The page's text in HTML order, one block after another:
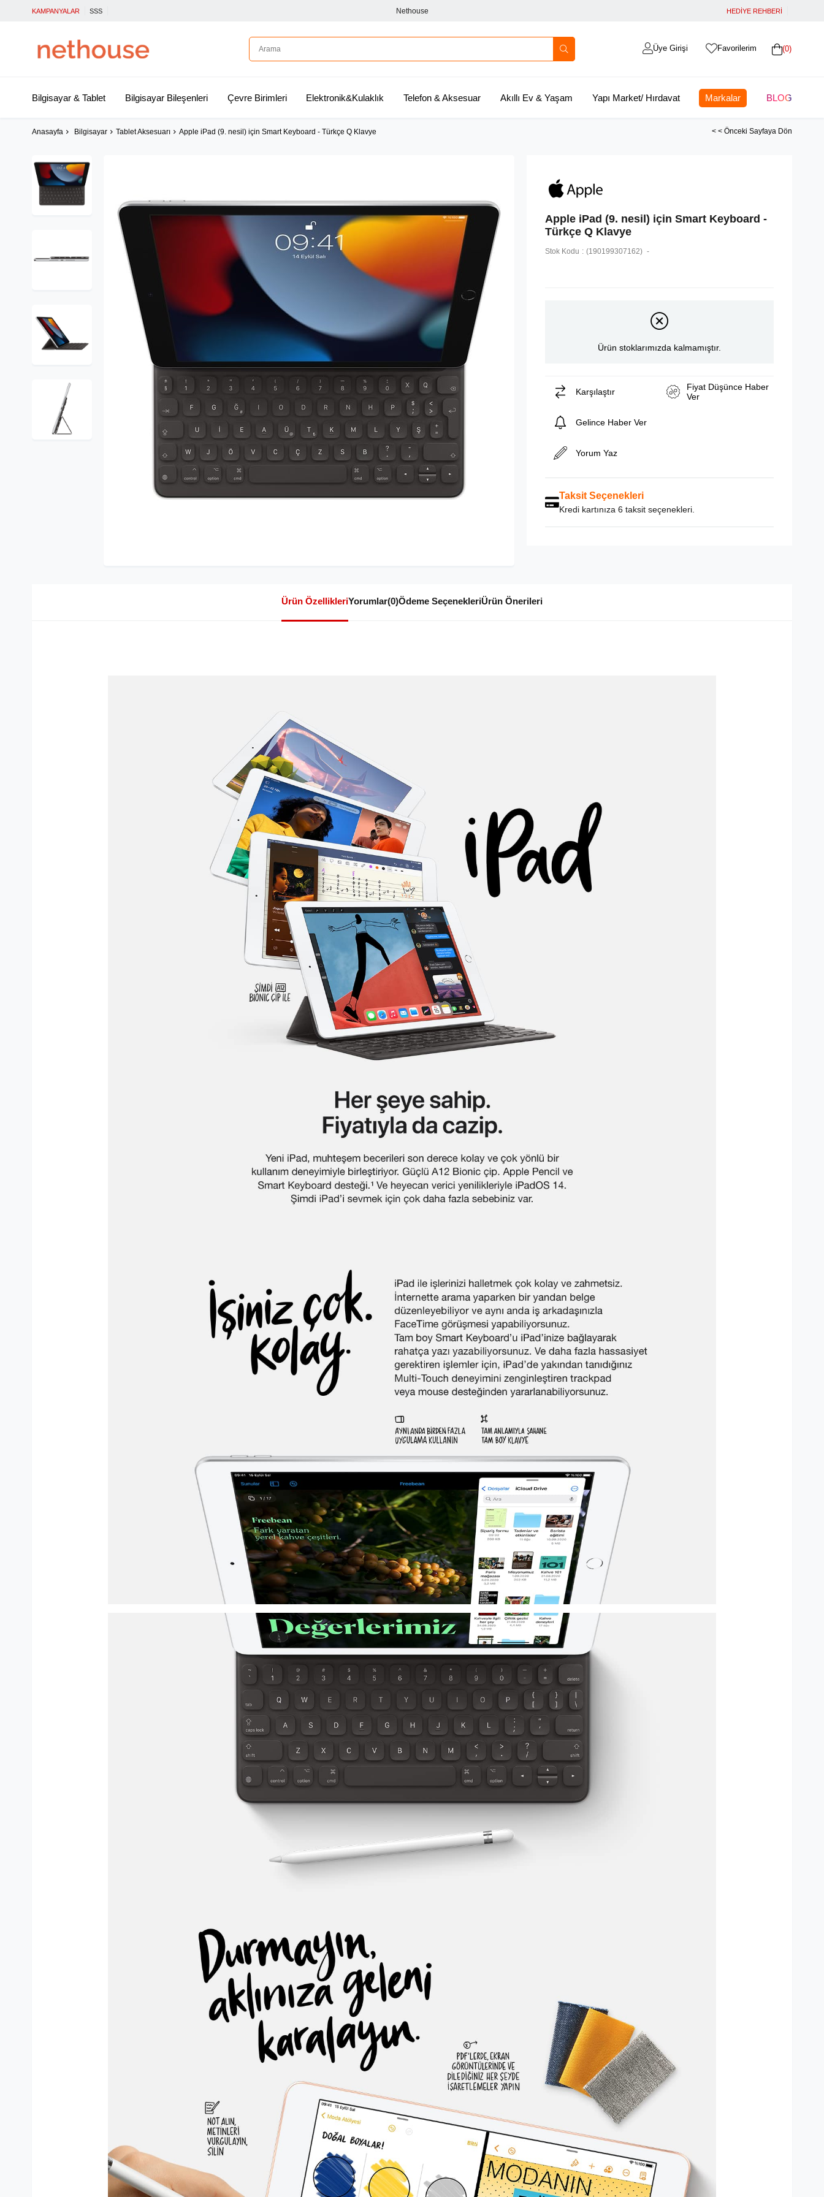
KAMPANYALAR SSS Nethouse HEDİYE REHBERİ
0
Favorilerim
Üye Girişi
Bilgisayar & Tablet Bilgisayar Bileşenleri Çevre Birimleri Elektronik&Kulaklık Telefon & Aksesuar Akıllı Ev & Yaşam Yapı Market/ Hırdavat Markalar BLOG
Anasayfa Bilgisayar Tablet Aksesuarı Apple iPad (9. nesil) için Smart Keyboard - Türkçe Q Klavye < < Önceki Sayfaya Dön
Apple iPad (9. nesil) için Smart Keyboard -
Türkçe Q Klavye
Stok Kodu (190199307162)
Ürün stoklarımızda kalmamıştır.
Karşılaştır
Fiyat Düşünce Haber
Ver
Gelince Haber Ver
Yorum Yaz
Taksit Seçenekleri
Kredi kartınıza 6 taksit seçenekleri.
Ürün ÖzellikleriYorumlar(0)Ödeme SeçenekleriÜrün Önerileri